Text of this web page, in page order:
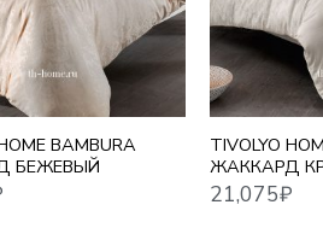
BAMBURA
БЕЖЕВЫЙ
TIVOLYO
ЖАККАРД